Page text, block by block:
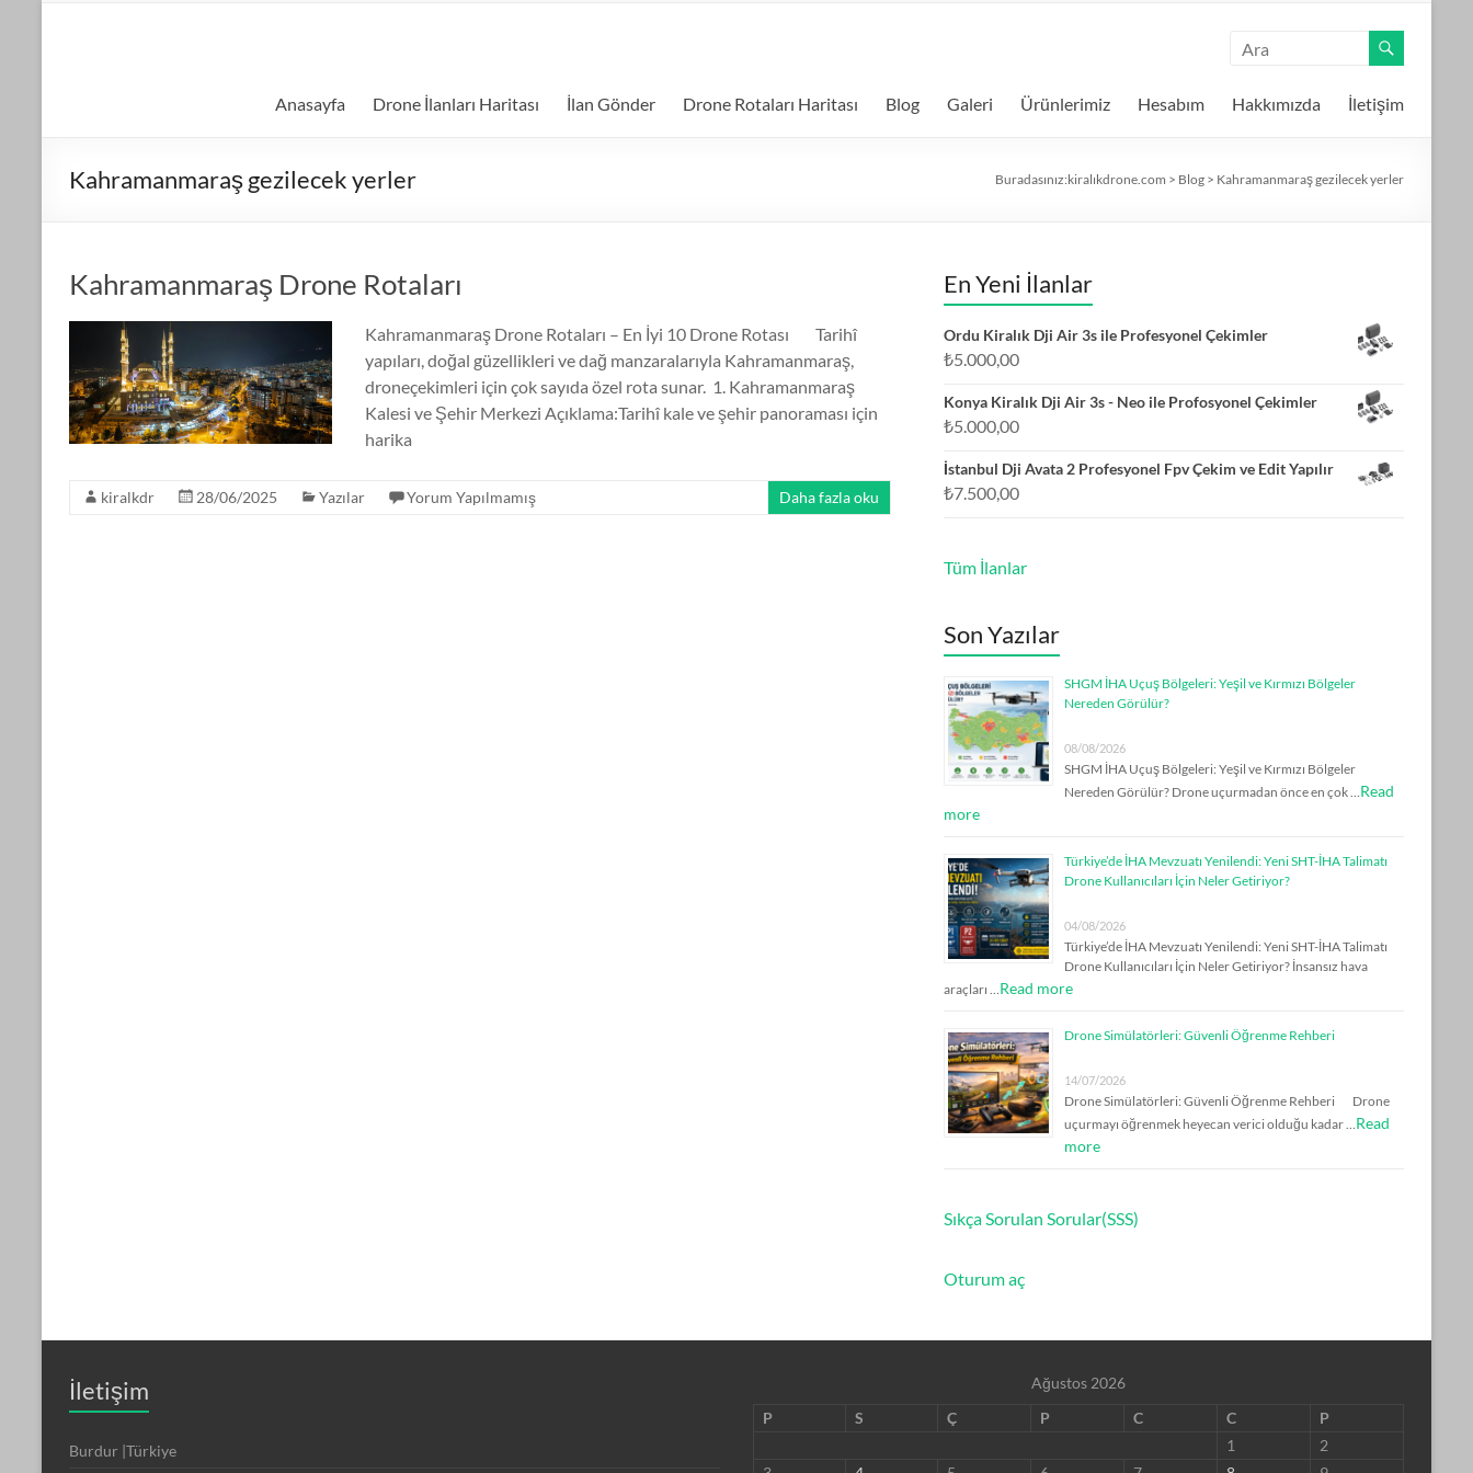
Drone
Kiralama
İlan
Verin!
Anasayfa Drone İlanları Haritası İlan Gönder Drone Rotaları Haritası Blog Galeri Ürünlerimiz Hesabım Hakkımızda İletişim
Kahramanmaraş gezilecek yerler Buradasınız:kiralıkdrone.com > Blog > Kahramanmaraş gezilecek yerler
Kahramanmaraş Drone Rotaları
Kahramanmaraş Drone Rotaları – En İyi 10 Drone Rotası Tarihî
yapıları, doğal güzellikleri ve dağ manzaralarıyla Kahramanmaraş,
droneçekimleri için çok sayıda özel rota sunar. 1. Kahramanmaraş
Kalesi ve Şehir Merkezi Açıklama:Tarihî kale ve şehir panoraması için
harika
kiralkdr 28/06/2025 Yazılar Yorum Yapılmamış Daha fazla oku
En Yeni İlanlar
Ordu Kiralık Dji Air 3s ile Profesyonel Çekimler
₺5.000,00
Konya Kiralık Dji Air 3s - Neo ile Profosyonel Çekimler
₺5.000,00
İstanbul Dji Avata 2 Profesyonel Fpv Çekim ve Edit Yapılır
₺7.500,00
Tüm İlanlar
Son Yazılar
SHGM İHA Uçuş Bölgeleri: Yeşil ve Kırmızı Bölgeler
Nereden Görülür?
08/08/2026
SHGM İHA Uçuş Bölgeleri: Yeşil ve Kırmızı Bölgeler
Nereden Görülür? Drone uçurmadan önce en çok …Read
more
Türkiye’de İHA Mevzuatı Yenilendi: Yeni SHT-İHA Talimatı
Drone Kullanıcıları İçin Neler Getiriyor?
04/08/2026
Türkiye’de İHA Mevzuatı Yenilendi: Yeni SHT-İHA Talimatı
Drone Kullanıcıları İçin Neler Getiriyor? İnsansız hava
araçları …Read more
Drone Simülatörleri: Güvenli Öğrenme Rehberi
14/07/2026
Drone Simülatörleri: Güvenli Öğrenme Rehberi Drone
uçurmayı öğrenmek heyecan verici olduğu kadar …Read
more
Sıkça Sorulan Sorular(SSS)
Oturum aç
İletişim
Burdur |Türkiye
Ağustos 2026
P
S Ç P C C
P
1
2